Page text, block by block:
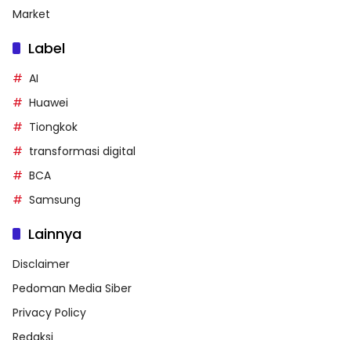
Market
Label
AI
Huawei
Tiongkok
transformasi digital
BCA
Samsung
Lainnya
Disclaimer
Pedoman Media Siber
Privacy Policy